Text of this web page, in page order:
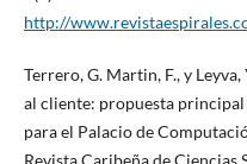
http://
Terrero, G. Martin, F., y
al cliente: propuesta
para el Palacio de